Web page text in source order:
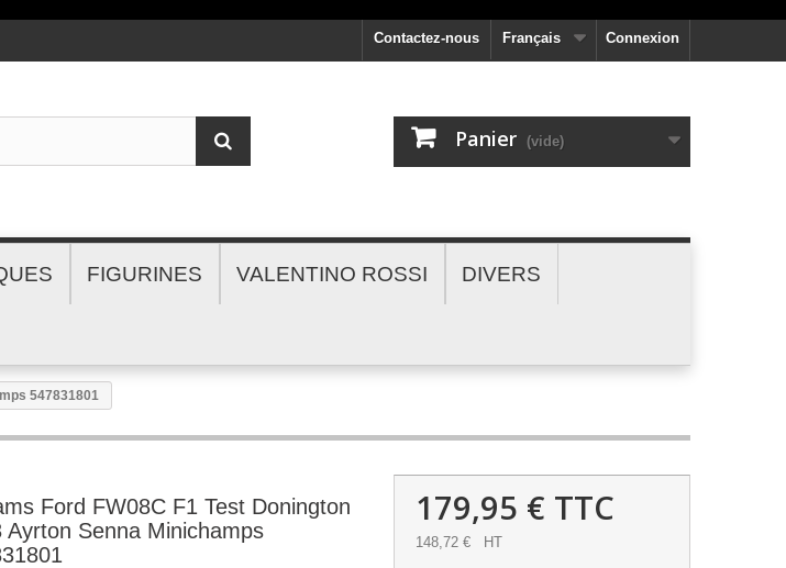
Connexion
Français
Contactez-nous
Panier (vide)
FIGURINES VALENTINO ROSSI DIVERS
547831801
Ford FW08C F1 Test Donington
Ayrton Senna Minichamps
179,95 € TTC
148,72 € HT